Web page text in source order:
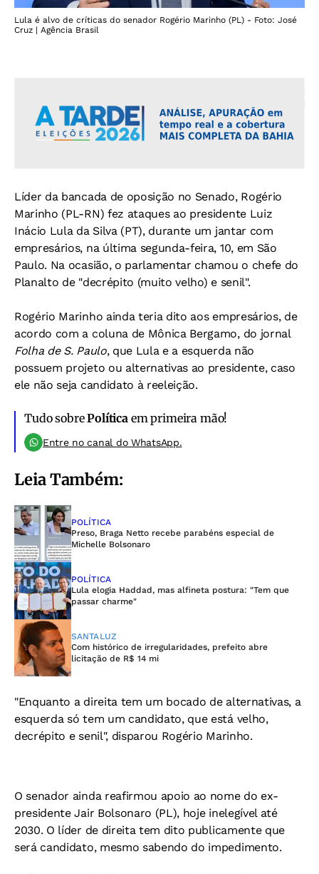
Lula é alvo de críticas do senador Rogério Marinho (PL) - Foto: José
Cruz | Agência Brasil
Líder da bancada de oposição no Senado, Rogério
Marinho (PL-RN) fez ataques ao presidente Luiz
Inácio Lula da Silva (PT), durante um jantar com
empresários, na última segunda-feira, 10, em São
Paulo. Na ocasião, o parlamentar chamou o chefe do
Planalto de "decrépito (muito velho) e senil".
Rogério Marinho ainda teria dito aos empresários, de
acordo com a coluna de Mônica Bergamo, do jornal
Folha de S. Paulo, que Lula e a esquerda não
possuem projeto ou alternativas ao presidente, caso
ele não seja candidato à reeleição.
Tudo sobrePolíticaem primeira mão!
Entre no canal do WhatsApp.
Leia Também:
POLÍTICA
Preso, Braga Netto recebe parabéns especial de
Michelle Bolsonaro
POLÍTICA
Lula elogia Haddad, mas alfineta postura: "Tem que
passar charme"
SANTALUZ
Com histórico de irregularidades, prefeito abre
licitação de R$ 14 mi
"Enquanto a direita tem um bocado de alternativas, a
esquerda só tem um candidato, que está velho,
decrépito e senil", disparou Rogério Marinho.
O senador ainda reafirmou apoio ao nome do ex-
presidente Jair Bolsonaro (PL), hoje inelegível até
2030. O líder de direita tem dito publicamente que
será candidato, mesmo sabendo do impedimento.